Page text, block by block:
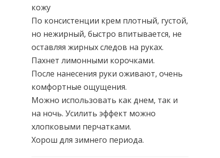
кожу
По консистенции крем плотный, густой,
но нежирный, быстро впитывается, не
оставляя жирных следов на руках.
Пахнет лимонными корочками.
После нанесения руки оживают, очень
комфортные ощущения.
Можно использовать как днем, так и
на ночь. Усилить эффект можно
хлопковыми перчатками.
Хорош для зимнего периода.